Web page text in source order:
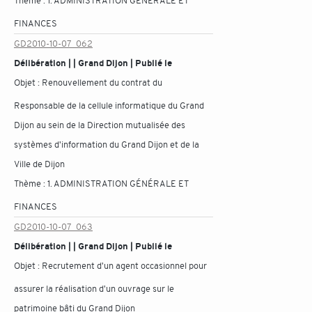
FINANCES
GD2010-10-07_062
Délibération | | Grand Dijon | Publié le
Objet : Renouvellement du contrat du
Responsable de la cellule informatique du Grand
Dijon au sein de la Direction mutualisée des
systèmes d'information du Grand Dijon et de la
Ville de Dijon
Thème :1. ADMINISTRATION GÉNÉRALE ET
FINANCES
GD2010-10-07_063
Délibération | | Grand Dijon | Publié le
Objet : Recrutement d'un agent occasionnel pour
assurer la réalisation d'un ouvrage sur le
patrimoine bâti du Grand Dijon